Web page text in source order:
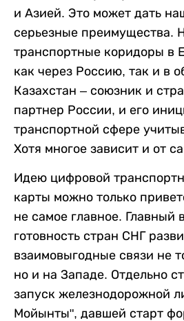
и Азией. Это может дать
серьезные преимущества.
транспортные коридоры в
как через Россию, так и в
Казахстан – союзник и
партнер России, и его
транспортной сфере
Хотя многое зависит и от
Идею цифровой
карты можно только
не самое главное. Главный
готовность стран СНГ
взаимовыгодные связи не
но и на Западе. Отдельно
запуск железнодорожной
Мойынты", давшей старт